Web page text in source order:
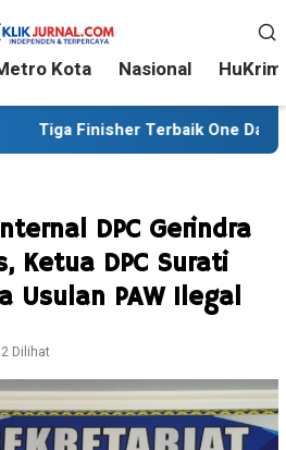
Kota Nasional HuKrim
Terbaik One Day Trail Adventure
DPC Gerindra
Ketua DPC Surati
Usulan PAW Ilegal
Dilihat